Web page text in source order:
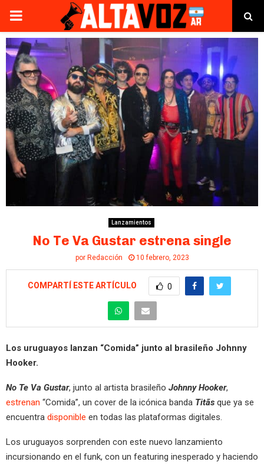
PRIMARY
MENU
Lanzamientos
No Te Va Gustar estrena single
por Redacción 10 febrero, 2023
COMPARTÍ ESTE ARTÍCULO 0
Los uruguayos lanzan “Comida” junto al brasileño Johnny
Hooker.
No Te Va Gustar, junto al artista brasileño Johnny Hooker,
estrenan “Comida”, un cover de la icónica banda Titãs que ya se
encuentra disponible en todas las plataformas digitales.
Los uruguayos sorprenden con este nuevo lanzamiento
incursionando en el funk, con un featuring inesperado y haciendo